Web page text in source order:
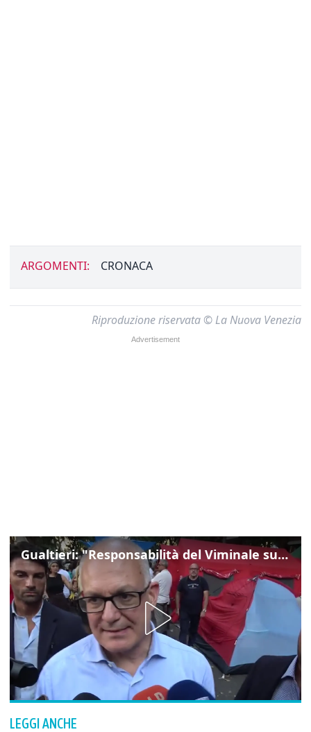
ARGOMENTI: CRONACA
Riproduzione riservata © La Nuova Venezia
Gualtieri: "Responsabilità del Viminale su Spin Time? La posizione dei partiti è nota"
LEGGI ANCHE